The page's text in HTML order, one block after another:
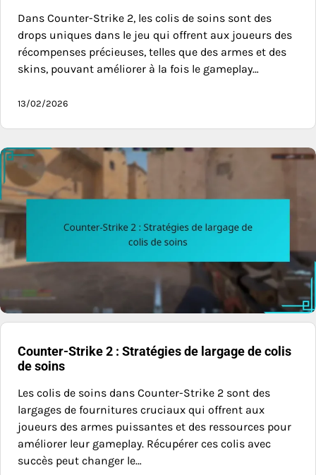
Dans Counter-Strike 2, les colis de soins sont des
drops uniques dans le jeu qui offrent aux joueurs des
récompenses précieuses, telles que des armes et des
skins, pouvant améliorer à la fois le gameplay…
13/02/2026
Counter-Strike 2 : Stratégies de largage de colis
de soins
Les colis de soins dans Counter-Strike 2 sont des
largages de fournitures cruciaux qui offrent aux
joueurs des armes puissantes et des ressources pour
améliorer leur gameplay. Récupérer ces colis avec
succès peut changer le…